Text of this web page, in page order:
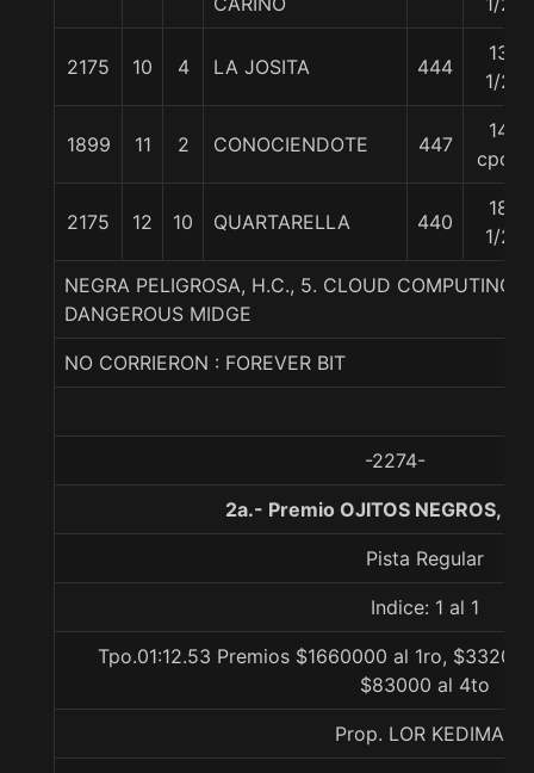
2175 10 4 LA JOSITA 444
13
1/2
1899 11 2 CONOCIENDOTE 447
14
cpos
2175 12 10 QUARTARELLA 440
18
1/2
NEGRA PELIGROSA, H.C., 5. CLOUD COMPUTING-
DANGEROUS MIDGE
NO CORRIERON : FOREVER BIT
-2274-
2a.- Premio OJITOS NEGROS,
Pista Regular
Indice: 1 al 1
Tpo.01:12.53 Premios $1660000 al 1ro,
$83000 al 4to
Prop. LOR KEDIMAR